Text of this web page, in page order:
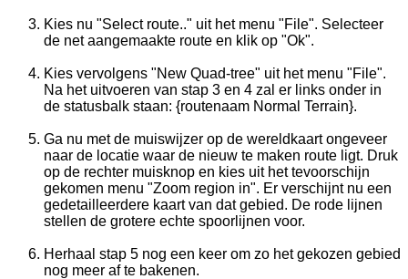
Kies nu "Select route.." uit het menu "File". Selecteer
de net aangemaakte route en klik op "Ok".
Kies vervolgens "New Quad-tree" uit het menu "File".
Na het uitvoeren van stap 3 en 4 zal er links onder in
de statusbalk staan: {routenaam Normal Terrain}.
Ga nu met de muiswijzer op de wereldkaart ongeveer
naar de locatie waar de nieuw te maken route ligt. Druk
op de rechter muisknop en kies uit het tevoorschijn
gekomen menu "Zoom region in". Er verschijnt nu een
gedetailleerdere kaart van dat gebied. De rode lijnen
stellen de grotere echte spoorlijnen voor.
Herhaal stap 5 nog een keer om zo het gekozen gebied
nog meer af te bakenen.